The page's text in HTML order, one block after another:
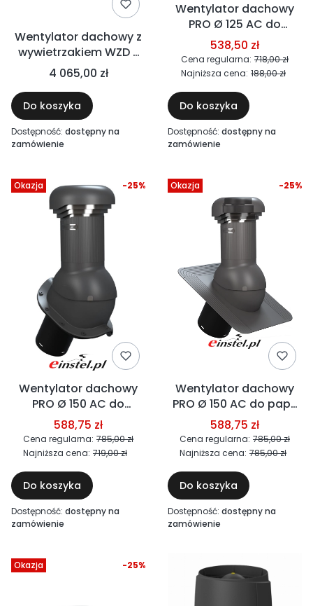
Wentylator dachowy z
wywietrzakiem WZD -
wentylacja naturalna +
mechaniczna
4 065,00 zł
Do koszyka
Dostępność: dostępny na
zamówienie
Wentylator dachowy
PRO Ø 125 AC do
blachodachówki - 195
m3/h, 230V, 26W -
wirnik standard+
538,50 zł
Cena regularna: 718,00 zł
Najniższa cena: 188,00 zł
Do koszyka
Dostępność: dostępny na
zamówienie
Okazja
Wentylator dachowy
PRO Ø 150 AC do
blachodachówki - 540
m3/h, 230V, 53W -
wirnik standard+
588,75 zł
Cena regularna: 785,00 zł
-25%
Najniższa cena: 719,00 zł
Do koszyka
Dostępność: dostępny na
zamówienie
Okazja
Wentylator dachowy
PRO Ø 150 AC do papy
gontu - 540 m3/h,
230V, 53W - wirnik
standard+
588,75 zł
Cena regularna: 785,00 zł
-25%
Najniższa cena: 785,00 zł
Do koszyka
Dostępność: dostępny na
zamówienie
Okazja -25%